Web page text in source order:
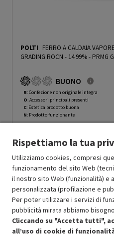
POLTI FERRO A CALDAIA
GRADING ROCN - 14.99%- PRMG
BUONO
R: Confezione non originale integra
O: Accessori principali presenti
C: Estetica prodotto buona
N: Prodotto funzionante
Ricondizionato Prezzo
84.99 a-
In Promozione 42.49
SCONTO
Approfitta dello sconto del
Rispettiamo la tua
Utilizziamo cookies, compresi
funzionamento del sito Web
il nostro sito Web (funzionalità) e
personalizzata (profilazione e
Per poter utilizzare i servizi di
pubblicità mirata abbiamo
Cliccando su "Accetta tutti",
all’uso di cookie di